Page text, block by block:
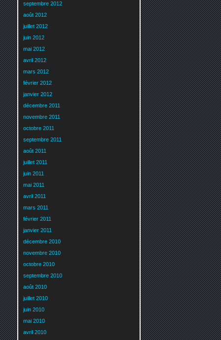
septembre 2012
août 2012
juillet 2012
juin 2012
mai 2012
avril 2012
mars 2012
février 2012
janvier 2012
décembre 2011
novembre 2011
octobre 2011
septembre 2011
août 2011
juillet 2011
juin 2011
mai 2011
avril 2011
mars 2011
février 2011
janvier 2011
décembre 2010
novembre 2010
octobre 2010
septembre 2010
août 2010
juillet 2010
juin 2010
mai 2010
avril 2010